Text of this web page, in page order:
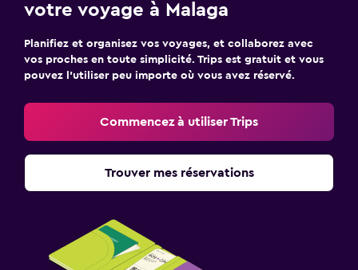
votre voyage à Malaga
Planifiez et organisez vos voyages, et collaborez avec
vos proches en toute simplicité. Trips est gratuit et vous
pouvez l’utiliser peu importe où vous avez réservé.
Commencez à utiliser Trips
Trouver mes réservations